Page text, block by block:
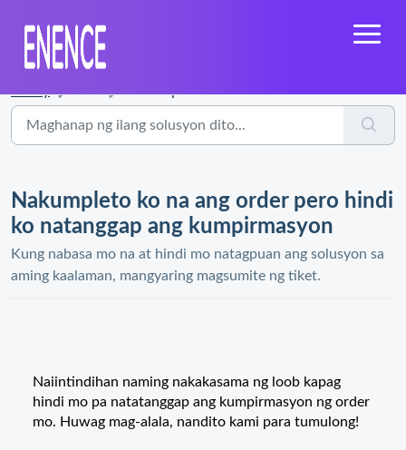
Nakumpleto ko na ang order pero hindi
ko natanggap ang kumpirmasyon
Kung nabasa mo na at hindi mo natagpuan ang solusyon sa
aming kaalaman, mangyaring magsumite ng tiket.
Naiintindihan naming nakakasama ng loob kapag
hindi mo pa natatanggap ang kumpirmasyon ng order
mo. Huwag mag-alala, nandito kami para tumulong!